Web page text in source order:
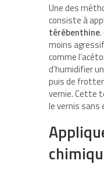
Une des
consiste à
térébenthine
moins
comme
d’humidifier
puis de
vernie. Cette
le vernis sans